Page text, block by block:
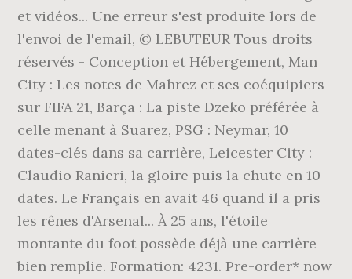
et vidéos... Une erreur s'est produite lors de
l'envoi de l'email, © LEBUTEUR Tous droits
réservés - Conception et Hébergement, Man
City : Les notes de Mahrez et ses coéquipiers
sur FIFA 21, Barça : La piste Dzeko préférée à
celle menant à Suarez, PSG : Neymar, 10
dates-clés dans sa carrière, Leicester City :
Claudio Ranieri, la gloire puis la chute en 10
dates. Le Français en avait 46 quand il a pris
les rênes d'Arsenal... À 25 ans, l'étoile
montante du foot possède déjà une carrière
bien remplie. Formation: 4231. Pre-order* now